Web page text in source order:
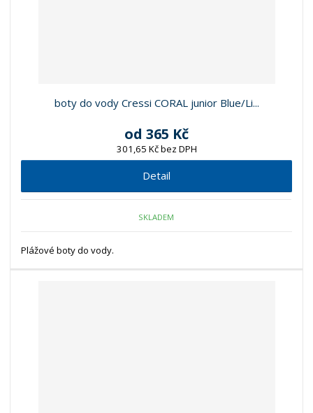
boty do vody Cressi CORAL junior Blue/Li...
od 365 Kč
301,65 Kč bez DPH
Detail
SKLADEM
Plážové boty do vody.